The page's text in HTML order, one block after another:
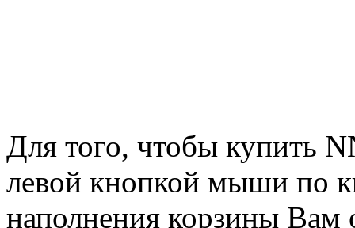
Для того, чтобы купить
левой кнопкой мыши по
наполнения корзины Вам